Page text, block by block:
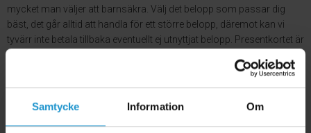
Samtycke Information Om
mycket man väljer att barnsäkra. Välj det belopp som passar dig
bäst, det går alltid att handla för ett större belopp, däremot kan vi
tyvärr inte betala tillbaka eventuellt ej utnyttjat belopp. Presentkortet är
Presentkortet skickas ut via mail med belopp, värdekod och
OBS: Hela beloppet på presentkortet måste utnyttjas vid ett tillfälle.
Eventuellt kvarvarande belopp kan ej fås tillbaka eller utnyttjas